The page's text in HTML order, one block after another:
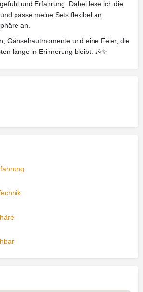
und Erfahrung. Dabei lese ich die
passe meine Sets flexibel an
an.
Gänsehautmomente und eine Feier, die
lange in Erinnerung bleibt. 🎶✨